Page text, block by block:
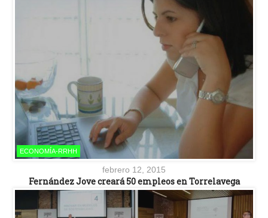
ECONOMÍA-RRHH
febrero 12, 2015
Fernández Jove creará 50 empleos en Torrelavega